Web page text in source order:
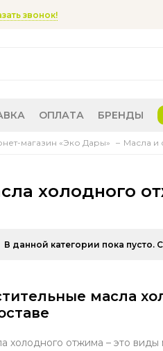
звонок!
ОПЛАТА БРЕНДЫ
магазин «Эко Дары» Масла и
холодного
В данной категории пока
масла
холодного отжима – это